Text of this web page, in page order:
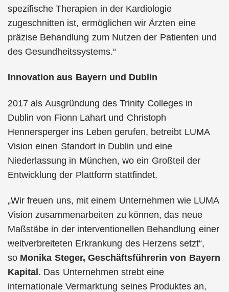
spezifische Therapien in der Kardiologie
zugeschnitten ist, ermöglichen wir Ärzten eine
präzise Behandlung zum Nutzen der Patienten und
des Gesundheitssystems.“
Innovation aus Bayern und Dublin
2017 als Ausgründung des Trinity Colleges in
Dublin von Fionn Lahart und Christoph
Hennersperger ins Leben gerufen, betreibt LUMA
Vision einen Standort in Dublin und eine
Niederlassung in München, wo ein Großteil der
Entwicklung der Plattform stattfindet.
„Wir freuen uns, mit einem Unternehmen wie LUMA
Vision zusammenarbeiten zu können, das neue
Maßstäbe in der interventionellen Behandlung einer
weitverbreiteten Erkrankung des Herzens setzt“,
so Monika Steger, Geschäftsführerin von Bayern
Kapital . Das Unternehmen strebt eine
internationale Vermarktung seines Produktes an,